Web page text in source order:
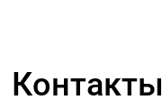
Контакты